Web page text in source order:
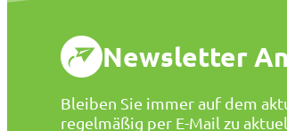
Newsletter
Bleiben Sie immer auf dem
regelmäßig per E-Mail zu